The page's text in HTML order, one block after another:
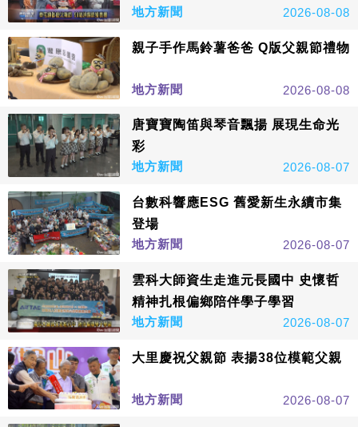
地方新聞
2026-08-08
親子手作馬鈴薯爸爸 Q版父親節禮物
地方新聞 2026-08-08
唐寶寶陶笛與琴音飄揚 展現生命光
彩
地方新聞
2026-08-07
台數科響應ESG 舊愛新生永續市集
登場
地方新聞
2026-08-07
雲科大師資生走進元長國中 史懷哲
精神扎根偏鄉陪伴學子學習
地方新聞
2026-08-07
大里慶祝父親節 表揚38位模範父親
地方新聞 2026-08-07